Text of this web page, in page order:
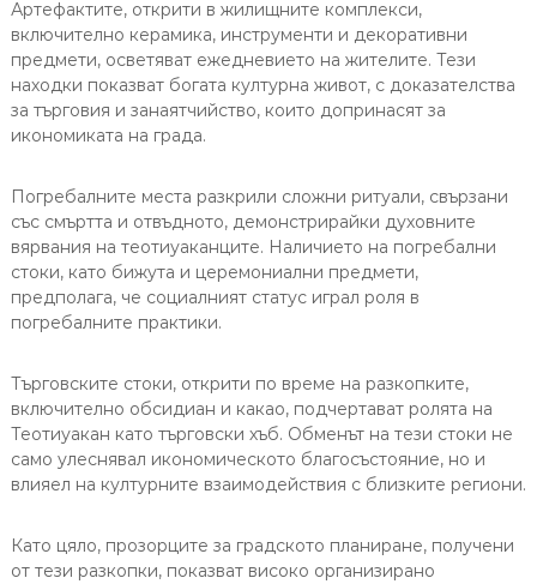
Артефактите, открити в жилищните комплекси,
включително керамика, инструменти и декоративни
предмети, осветяват ежедневието на жителите. Тези
находки показват богата културна живот, с доказателства
за търговия и занаятчийство, които допринасят за
икономиката на града.
Погребалните места разкрили сложни ритуали, свързани
със смъртта и отвъдното, демонстрирайки духовните
вярвания на теотиуаканците. Наличието на погребални
стоки, като бижута и церемониални предмети,
предполага, че социалният статус играл роля в
погребалните практики.
Търговските стоки, открити по време на разкопките,
включително обсидиан и какао, подчертават ролята на
Теотиуакан като търговски хъб. Обменът на тези стоки не
само улеснявал икономическото благосъстояние, но и
влияел на културните взаимодействия с близките региони.
Като цяло, прозорците за градското планиране, получени
от тези разкопки, показват високо организирано